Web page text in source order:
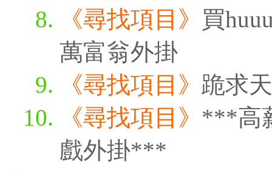
《尋找項目》 買
萬富翁外掛
《尋找項目》 跪求
《尋找項目》 ***高
戲外掛***